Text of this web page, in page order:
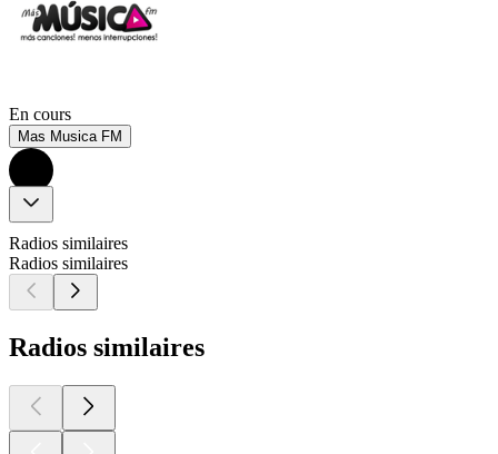
En cours
Mas Musica FM
Radios similaires
Radios similaires
Radios similaires